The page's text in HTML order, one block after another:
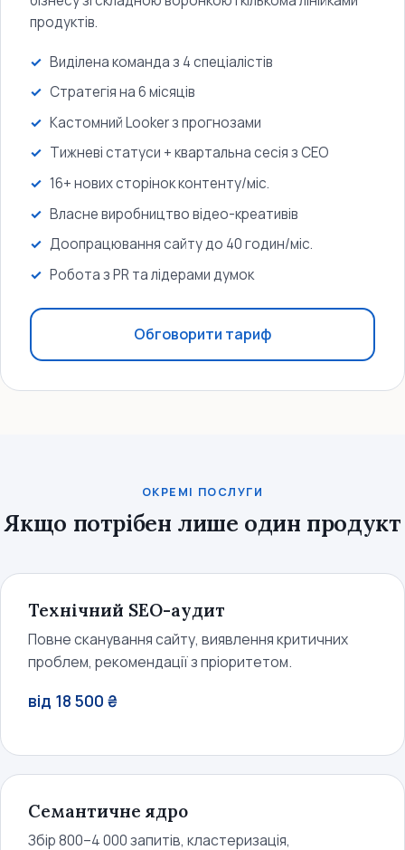
продуктів.
Виділена команда з 4 спеціалістів
Стратегія на 6 місяців
Кастомний Looker з прогнозами
Тижневі статуси + квартальна сесія з CEO
16+ нових сторінок контенту/міс.
Власне виробництво відео-креативів
Доопрацювання сайту до 40 годин/міс.
Робота з PR та лідерами думок
Обговорити тариф
ОКРЕМІ ПОСЛУГИ
Якщо потрібен лише один продукт
Технічний SEO-аудит
Повне сканування сайту, виявлення критичних
проблем, рекомендації з пріоритетом.
від 18 500 ₴
Семантичне ядро
Збір 800–4 000 запитів, кластеризація,